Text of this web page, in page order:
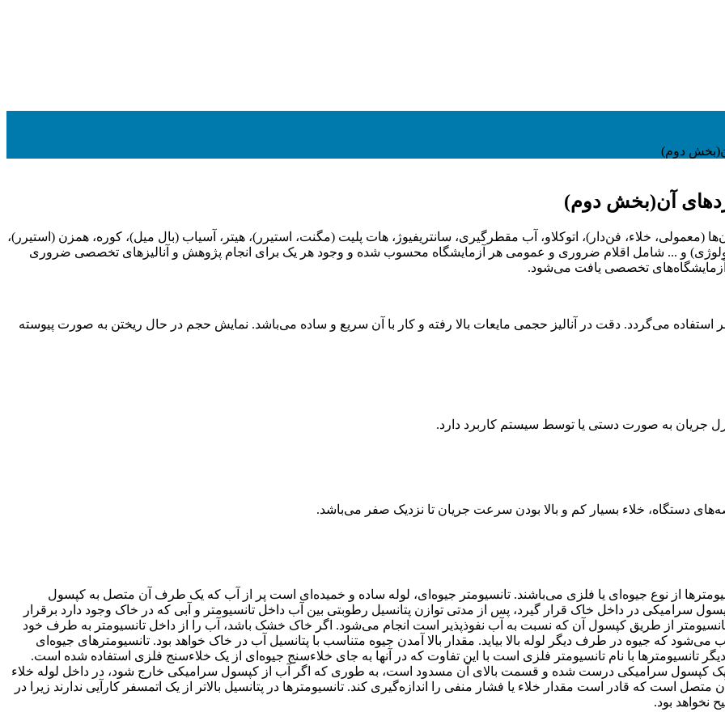
دوم)
آن(بخش دوم)
(معمولی، خلاء، فن‌دار)، اتوکلاو، آب مقطرگیری، سانتریفیوژ، هات پلیت (مگنت، استیرر)، هیتر، آسیاب (بال میل)، کوره، همزن (استیرر)،
و ... شامل اقلام ضروری و عمومی هر آزمایشگاه محسوب شده و وجود هر یک برای انجام پژوهش و آنالیزهای تخصصی ضروری
آزمایشگاه‌های تخصصی یافت می‌شود.
استفاده می‌گردد. دقت در آنالیز حجمی مایعات بالا رفته و کار با آن سریع و ساده می‌باشد. نمایش حجم در حال ریختن به صورت پیوسته
جریان به صورت دستی یا توسط سیستم کاربرد دارد.
دستگاه، خلاء بسیار کم و بالا بودن سرعت جریان تا نزدیک صفر می‌باشد.
از نوع جیوه‌ای یا فلزی می‌باشند. تانسیومتر جیوه‌ای، لوله ساده و خمیده‌ای است پر از آب که یک طرف آن متصل به کپسول
در داخل خاک قرار گیرد، پس از مدتی توازن پتانسیل رطوبتی بین آب داخل تانسیومتر و آبی که در خاک وجود دارد برقرار
از طریق کپسول آن که نسبت به آب نفوذپذیر است انجام می‌شود. اگر خاک خشک باشد، آب را از داخل تانسیومتر به طرف خود
که جیوه در طرف دیگر لوله بالا بیاید. مقدار بالا آمدن جیوه متناسب با پتانسیل آب در خاک خواهد بود. تانسیومترهای جیوه‌ای
تانسیومترها با نام تانسیومتر فلزی است با این تفاوت که در آنها به جای خلاءسنج جیوه‌ای از یک خلاءسنج فلزی استفاده شده است.
یک کپسول سرامیکی درست شده و قسمت بالای آن مسدود است، به طوری که اگر آب از کپسول سرامیکی خارج شود، در داخل لوله خلاء
است که قادر است مقدار خلاء یا فشار منفی را اندازه‌گیری کند. تانسیومترها در پتانسیل بالاتر از یک اتمسفر کارآیی ندارند زیرا در
نخواهد بود.